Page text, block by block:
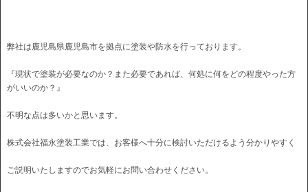
弊社は鹿児島県鹿児島市を拠点に塗装や防水を行っております。
『現状で塗装が必要なのか？また必要であれば、何処に何をどの程度やった方
がいいのか？』
不明な点は多いかと思います。
株式会社福永塗装工業では、お客様へ十分に検討いただけるよう分かりやすく
ご説明いたしますのでお気軽にお問い合わせください。